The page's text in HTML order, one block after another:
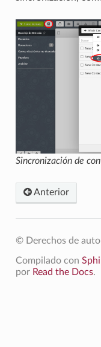
Sincronización de
Anterior
© Derechos de
Compilado con
por Read the Docs.